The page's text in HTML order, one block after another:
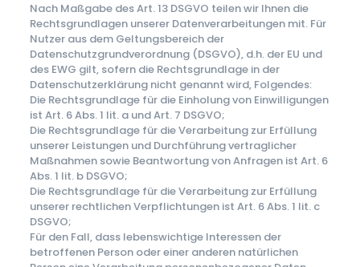
Nach Maßgabe des Art. 13 DSGVO teilen wir Ihnen die
Rechtsgrundlagen unserer Datenverarbeitungen mit. Für
Nutzer aus dem Geltungsbereich der
Datenschutzgrundverordnung (DSGVO), d.h. der EU und
des EWG gilt, sofern die Rechtsgrundlage in der
Datenschutzerklärung nicht genannt wird, Folgendes:
Die Rechtsgrundlage für die Einholung von Einwilligungen
ist Art. 6 Abs. 1 lit. a und Art. 7 DSGVO;
Die Rechtsgrundlage für die Verarbeitung zur Erfüllung
unserer Leistungen und Durchführung vertraglicher
Maßnahmen sowie Beantwortung von Anfragen ist Art. 6
Abs. 1 lit. b DSGVO;
Die Rechtsgrundlage für die Verarbeitung zur Erfüllung
unserer rechtlichen Verpflichtungen ist Art. 6 Abs. 1 lit. c
DSGVO;
Für den Fall, dass lebenswichtige Interessen der
betroffenen Person oder einer anderen natürlichen